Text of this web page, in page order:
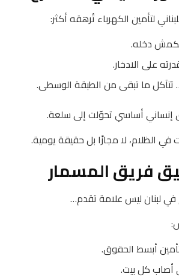
لتأمين الكهرباء تُرهقه أكثر:
دخله.
على الادخار.
تتآكل ما تبقى من الطبقة الوسطى.
إنساني أساسي تحوّلت إلى سلعة.
الظلام، لا مجازًا بل حقيقة يومية.
فريق المسمار
في لبنان ليس علامة تقدم…
أبسط الحقوق.
أصاب كل بيت.